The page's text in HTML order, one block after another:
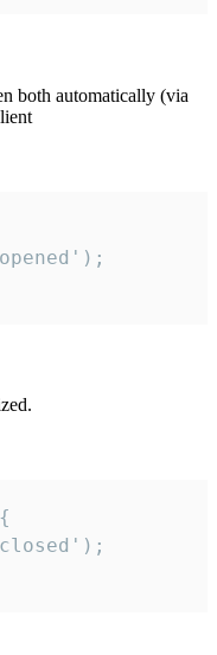
both automatically (via